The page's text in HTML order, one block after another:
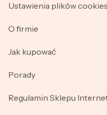
Ustawienia plików cookies
O firmie
Jak kupować
Porady
Regulamin Sklepu